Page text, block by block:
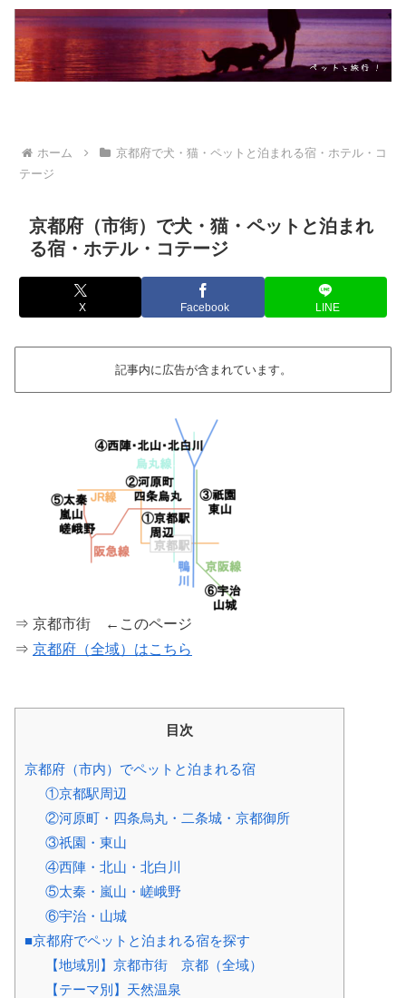
ホーム
京都府で犬・猫・ペットと泊まれる宿・ホテル・コ
テージ
京都府（市街）で犬・猫・ペットと泊まれ
る宿・ホテル・コテージ
X Facebook LINE
記事内に広告が含まれています。
⇒ 京都市街 ←このページ
⇒ 京都府（全域）はこちら
目次
京都府（市内）でペットと泊まれる宿
①京都駅周辺
②河原町・四条烏丸・二条城・京都御所
③祇園・東山
④西陣・北山・北白川
⑤太秦・嵐山・嵯峨野
⑥宇治・山城
■京都府でペットと泊まれる宿を探す
【地域別】京都市街 京都（全域）
【テーマ別】天然温泉